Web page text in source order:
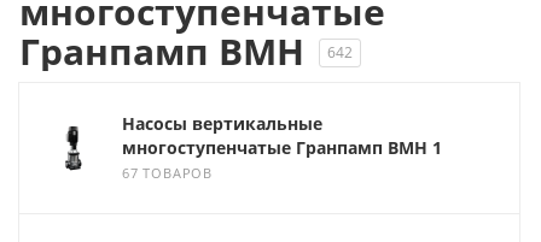
многоступенчатые
Гранпамп ВМН
642
Насосы вертикальные
многоступенчатые Гранпамп ВМН 1
67 ТОВАРОВ